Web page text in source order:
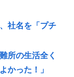
社名を「プチ
所の生活全く
かった！」